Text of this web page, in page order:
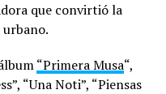
que convirtió la
“Primera Musa“,
“Una Noti”, “Piensas